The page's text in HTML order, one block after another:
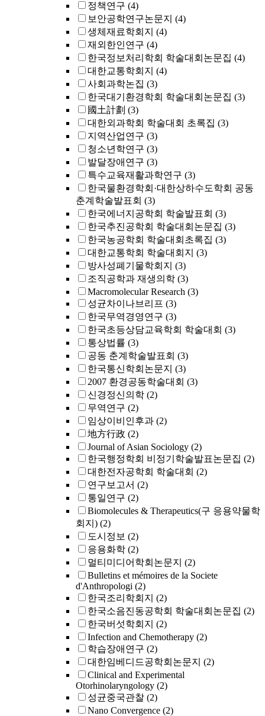
정책연구 (4)
보안공학연구논문지 (4)
생체재료학회지 (4)
재외한인연구 (4)
한국정보처리학회 학술대회논문집 (4)
대한교통학회지 (4)
사회과학논집 (3)
한국대기환경학회 학술대회논문집 (3)
國土計劃 (3)
대한외과학회 학술대회 초록집 (3)
지역산업연구 (3)
청소년학연구 (3)
발달장애연구 (3)
특수교육재활과학연구 (3)
한국물환경학회·대한상하수도학회 공동
춘계학술발표회 (3)
한국에너지공학회 학술발표회 (3)
한국추진공학회 학술대회논문집 (3)
한국농공학회 학술대회초록집 (3)
대한교통학회 학술대회지 (3)
방사성폐기물학회지 (3)
조직공학과 재생의학 (3)
Macromolecular Research (3)
성균차이나브리프 (3)
한국무역경영연구 (3)
한국초등상담교육학회 학술대회 (3)
통상법률 (3)
공동 춘계학술발표회 (3)
한국통신학회논문지 (3)
2007 환경공동학술대회 (3)
신경정신의학 (2)
무역연구 (2)
임상이비인후과 (2)
地方行政 (2)
Journal of Asian Sociology (2)
한국행정학회 비정기학술발표논문집 (2)
대한전자공학회 학술대회 (2)
연구보고서 (2)
통일연구 (2)
Biomolecules & Therapeutics(구 응용약물학
회지) (2)
도시정보 (2)
응용화학 (2)
멀티미디어학회논문지 (2)
Bulletins et mémoires de la Societe
d'Anthropologi (2)
한국조리학회지 (2)
한국소음진동공학회 학술대회논문집 (2)
한국버섯학회지 (2)
Infection and Chemotherapy (2)
학습장애연구 (2)
대한임베디드공학회논문지 (2)
Clinical and Experimental
Otorhinolaryngology (2)
성균중국관찰 (2)
Nano Convergence (2)